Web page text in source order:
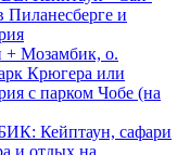
Пиланесберге и
Мозамбик, о.
Крюгера или
с парком Чобе (на
Кейптаун, сафари
и отдых на